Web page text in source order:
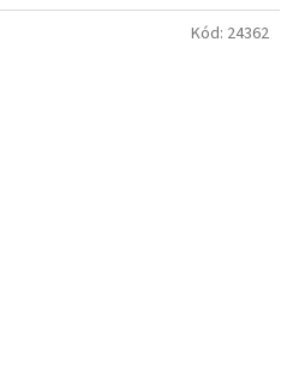
Kód: 24362